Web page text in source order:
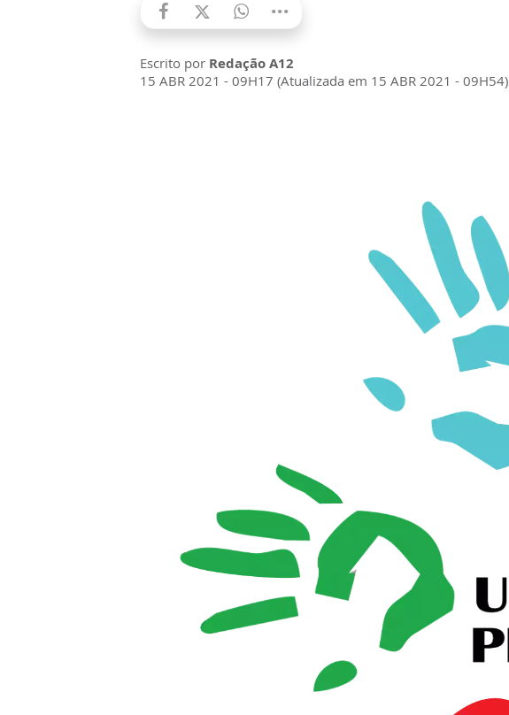
Escrito por Redação A12
15 ABR 2021 - 09H17 (Atualizada em 15 ABR 2021 - 09H54)